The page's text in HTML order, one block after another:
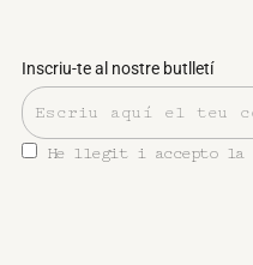
Inscriu-te al nostre butlletí
He llegit i accepto la